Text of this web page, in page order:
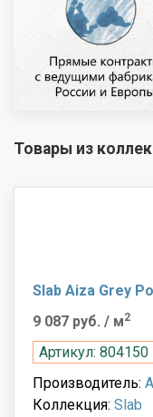
Товары из
Slab Aiza Grey
9 087 руб. / м2
Артикул: 804150
Производитель:
Коллекция: Slab